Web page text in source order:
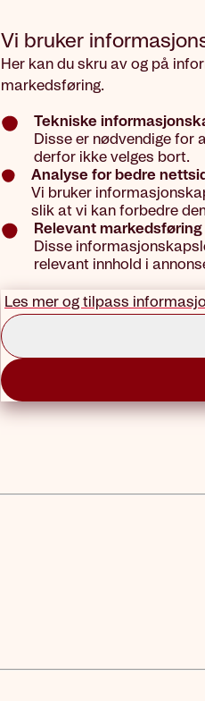
Vi bruker
Her kan du skru av og på
markedsføring.
Tekniske
Disse er nødvendige for
derfor ikke velges bort.
Analyse for bedre
Vi bruker
slik at vi kan forbedre
Relevant markedsføring
Disse
relevant innhold i
Les mer og tilpass